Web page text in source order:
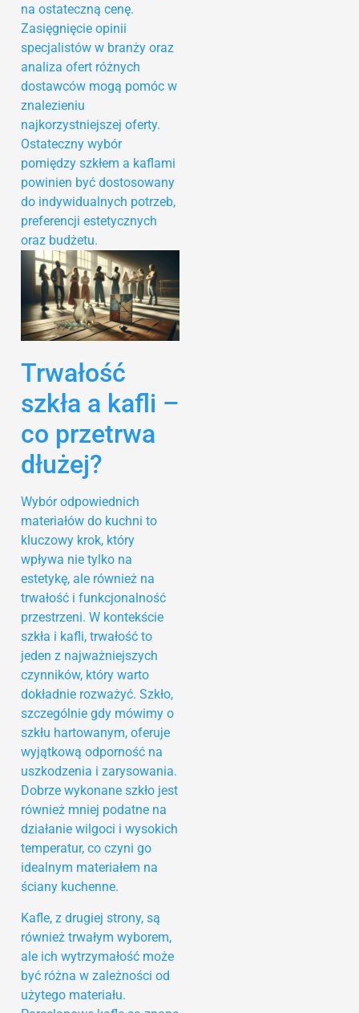
na ostateczną cenę.
Zasięgnięcie opinii
specjalistów w branży oraz
analiza ofert różnych
dostawców mogą pomóc w
znalezieniu
najkorzystniejszej oferty.
Ostateczny wybór
pomiędzy szkłem a kaflami
powinien być dostosowany
do indywidualnych potrzeb,
preferencji estetycznych
oraz budżetu.
Trwałość
szkła a kafli –
co przetrwa
dłużej?
Wybór odpowiednich
materiałów do kuchni to
kluczowy krok, który
wpływa nie tylko na
estetykę, ale również na
trwałość i funkcjonalność
przestrzeni. W kontekście
szkła i kafli, trwałość to
jeden z najważniejszych
czynników, który warto
dokładnie rozważyć. Szkło,
szczególnie gdy mówimy o
szkłu hartowanym, oferuje
wyjątkową odporność na
uszkodzenia i zarysowania.
Dobrze wykonane szkło jest
również mniej podatne na
działanie wilgoci i wysokich
temperatur, co czyni go
idealnym materiałem na
ściany kuchenne.
Kafle, z drugiej strony, są
również trwałym wyborem,
ale ich wytrzymałość może
być różna w zależności od
użytego materiału.